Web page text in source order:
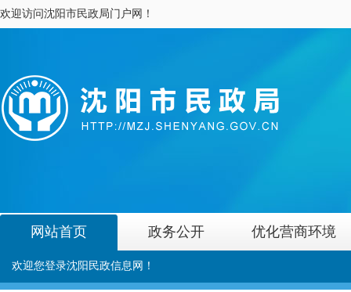
欢迎访问沈阳市民政局门户网！
网站首页 政务公开 优化营商环境
欢迎您登录沈阳民政信息网！